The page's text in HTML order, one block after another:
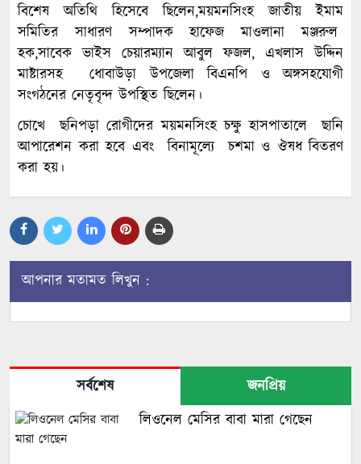
বিশেষ অতিথি হিসেবে ছিলেন,ময়মনসিংহ জাতীয় ইমাম
সমিতির সাধারণ সম্পাদক হাফেজ মাওলানা মঞ্জরুল
হক,সাবেক ভাইস চেয়ারম্যান আবুল ফজল, এখলাস উদ্দিন
মাষ্টারসহ ধোবাউড়া উপজেলা বিএনপি ও অঙ্গসহযোগী
সংগঠনের নেতৃবৃন্দ উপস্থিত ছিলেন।
চোখে ছনিপড়া রোগীদের ময়মনসিংহ চক্ষু হাসপাতালে ছানি
আপারেশন করা হবে এবং বিনামূল্যে চশমা ও ঔষধ বিতরণ
করা হয়।
আপনার মতামত লিখুন :
সর্বশেষ
জনপ্রিয়
লিওনেল মেসির বাবা মারা গেছেন